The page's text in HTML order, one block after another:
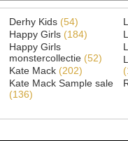
Derhy Kids (54)
Happy Girls (184)
Happy Girls
monstercollectie (52)
Kate Mack (202)
Kate Mack Sample sale
(136)